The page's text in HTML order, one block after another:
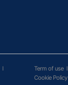
l
Term of use l
Cookie Policy